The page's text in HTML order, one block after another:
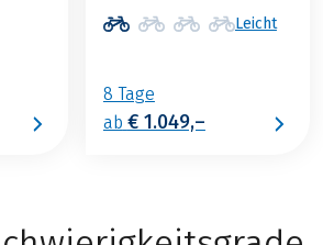
Leicht
8 Tage
ab € 1.049,–